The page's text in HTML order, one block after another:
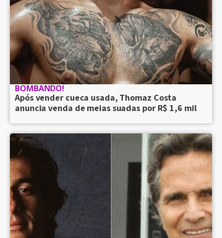
BOMBANDO!
Após vender cueca usada, Thomaz Costa
anuncia venda de meias suadas por R$ 1,6 mil